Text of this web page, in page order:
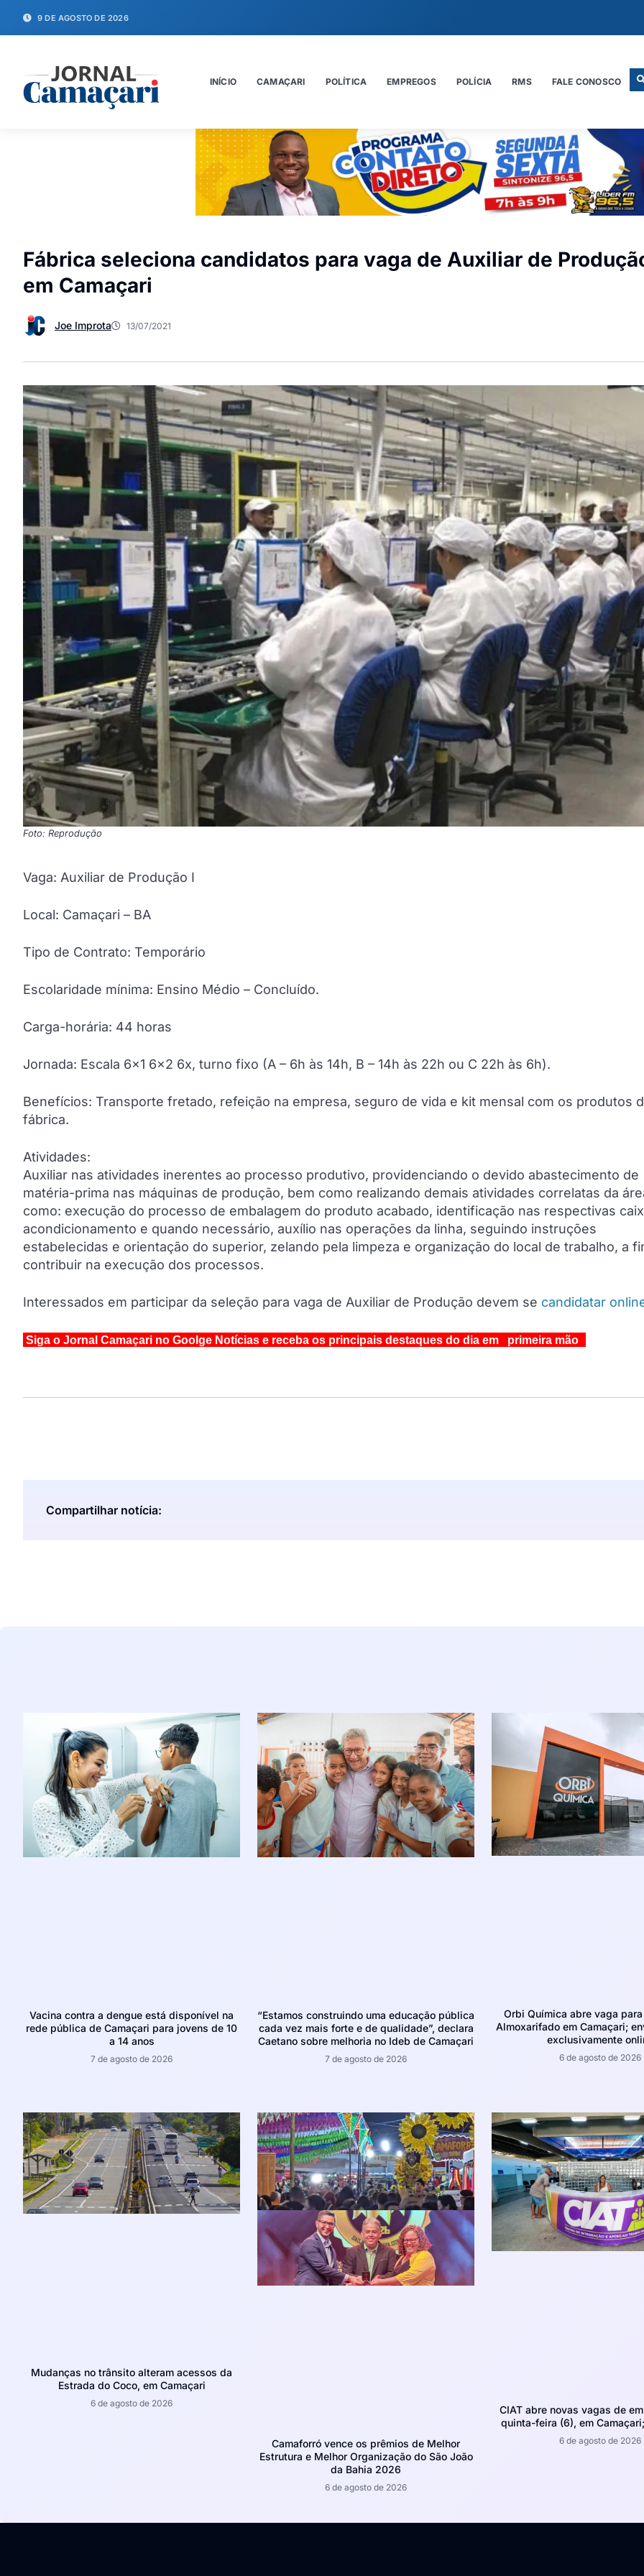
9 DE AGOSTO DE 2026
INÍCIO CAMAÇARI POLÍTICA EMPREGOS POLÍCIA RMS FALE CONOSCO
Fábrica seleciona candidatos para vaga de Auxiliar de
em Camaçari
Joe Improta 13/07/2021
Foto: Reprodução
Vaga: Auxiliar de Produção I
Local: Camaçari – BA
Tipo de Contrato: Temporário
Escolaridade mínima: Ensino Médio – Concluído.
Carga-horária: 44 horas
Jornada: Escala 6×1 6×2 6x, turno fixo (A – 6h às 14h, B – 14h às 22h ou C 22h às 6h).
Benefícios: Transporte fretado, refeição na empresa, seguro de vida e kit mensal com os produtos
fábrica.
Atividades:
Auxiliar nas atividades inerentes ao processo produtivo, providenciando o devido abastecimento de
matéria-prima nas máquinas de produção, bem como realizando demais atividades correlatas da
como: execução do processo de embalagem do produto acabado, identificação nas respectivas
acondicionamento e quando necessário, auxílio nas operações da linha, seguindo instruções
estabelecidas e orientação do superior, zelando pela limpeza e organização do local de trabalho, a
contribuir na execução dos processos.
Interessados em participar da seleção para vaga de Auxiliar de Produção devem se candidatar
Siga o Jornal Camaçari no Goolge Notícias e receba os principais destaques do dia em primeira mão
Compartilhar notícia:
Vacina contra a dengue está disponível na
rede pública de Camaçari para jovens de 10
a 14 anos
7 de agosto de 2026
“Estamos construindo uma educação pública
cada vez mais forte e de qualidade”, declara
Caetano sobre melhoria no Ideb de Camaçari
7 de agosto de 2026
Orbi Química abre vaga
Almoxarifado em Camaçari;
exclusivamente
6 de agosto de 2026
Mudanças no trânsito alteram acessos da
Estrada do Coco, em Camaçari
6 de agosto de 2026
Camaforró vence os prêmios de Melhor
Estrutura e Melhor Organização do São João
da Bahia 2026
6 de agosto de 2026
CIAT abre novas vagas de
quinta-feira (6), em
6 de agosto de 2026